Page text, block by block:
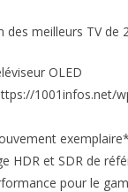
meilleurs TV de
OLED
HDR et SDR de
pour le